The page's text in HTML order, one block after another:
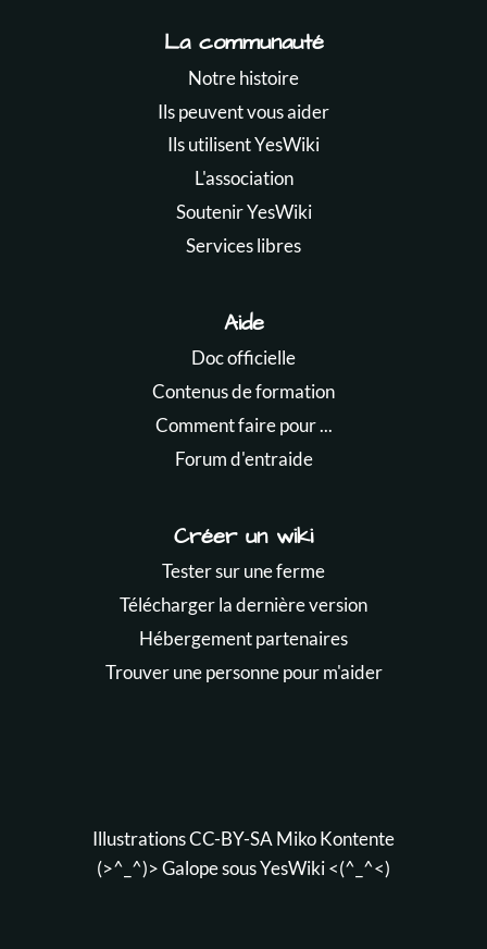
La communauté
Notre histoire
Ils peuvent vous aider
Ils utilisent YesWiki
L'association
Soutenir YesWiki
Services libres
Aide
Doc officielle
Contenus de formation
Comment faire pour ...
Forum d'entraide
Créer un wiki
Tester sur une ferme
Télécharger la dernière version
Hébergement partenaires
Trouver une personne pour m'aider
Illustrations CC-BY-SA Miko Kontente
(>^_^)> Galope sousYesWiki<(^_^<)